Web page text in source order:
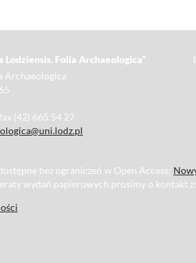
Lodziensis. Folia Archaeologica”
Archaeologica
(42) 665 54 27
bez ograniczeń w Open Access:
wydań papierowych prosimy o kontakt